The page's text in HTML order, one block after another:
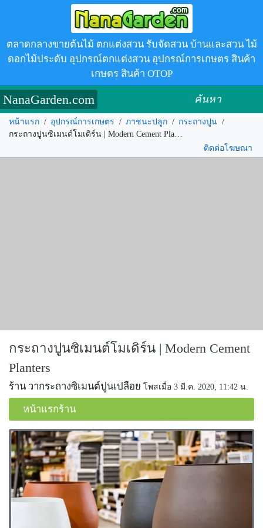
ตลาดกลางขายต้นไม้ ตกแต่งสวน รับจัดสวน บ้านและสวน ไม้
ดอกไม้ประดับ อุปกรณ์ตกแต่งสวน อุปกรณ์การเกษตร สินค้า
เกษตร สินค้า OTOP
NanaGarden.com ค้นหา
หน้าแรก / อุปกรณ์การเกษตร / ภาชนะปลูก / กระถางปูน /
ติดต่อโฆษณา
กระถางปูนซิเมนต์โมเดิร์น | Modern Cement
Planters
ร้าน วากระถางซิเมนต์ปูนเปลือย โพสเมื่อ 3 มี.ค. 2020, 11:42 น.
หน้าแรกร้าน